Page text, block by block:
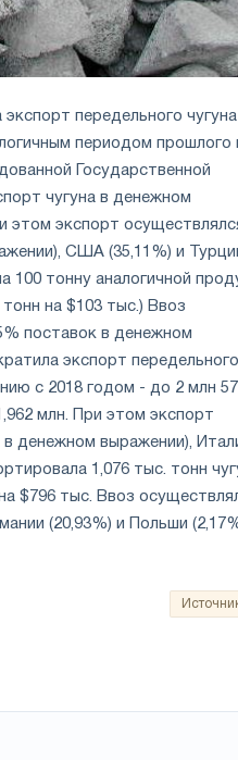
передельного чугуна
периодом прошлого
Государственной
чугуна в денежном
этом экспорт
США (35,11%) и
100 тонну аналогичной
на $103 тыс.) Ввоз
поставок в денежном
экспорт передельного
с 2018 годом - до 2 млн
млн. При этом экспорт
денежном выражении),
1,076 тыс. тонн
$796 тыс. Ввоз
(20,93%) и Польши